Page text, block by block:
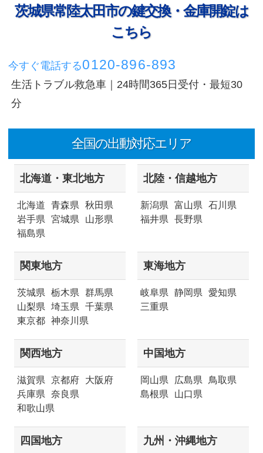
茨城県常陸太田市の鍵交換・金庫開錠は
こちら
今すぐ電話する0120-896-893
生活トラブル救急車｜24時間365日受付・最短30
分
全国の出動対応エリア
北海道・東北地方
北海道 青森県
秋田県
岩手県
宮城県
山形県
福島県
北陸・信越地方
新潟県 富山県
石川県
福井県
長野県
関東地方
茨城県 栃木県
群馬県
山梨県
埼玉県
千葉県
東京都
神奈川県
東海地方
岐阜県 静岡県
愛知県
三重県
関西地方
滋賀県 京都府
大阪府
兵庫県
奈良県
和歌山県
中国地方
岡山県 広島県
鳥取県
島根県
山口県
四国地方 九州・沖縄地方